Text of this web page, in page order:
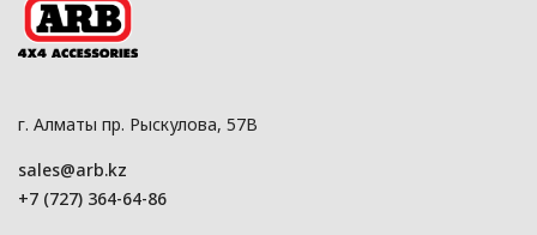
г. Алматы пр. Рыскулова, 57В
sales@arb.kz
+7 (727) 364-64-86